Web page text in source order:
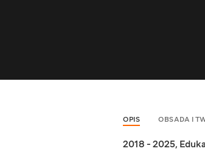
OPIS OBSADA I
2018 - 2025,